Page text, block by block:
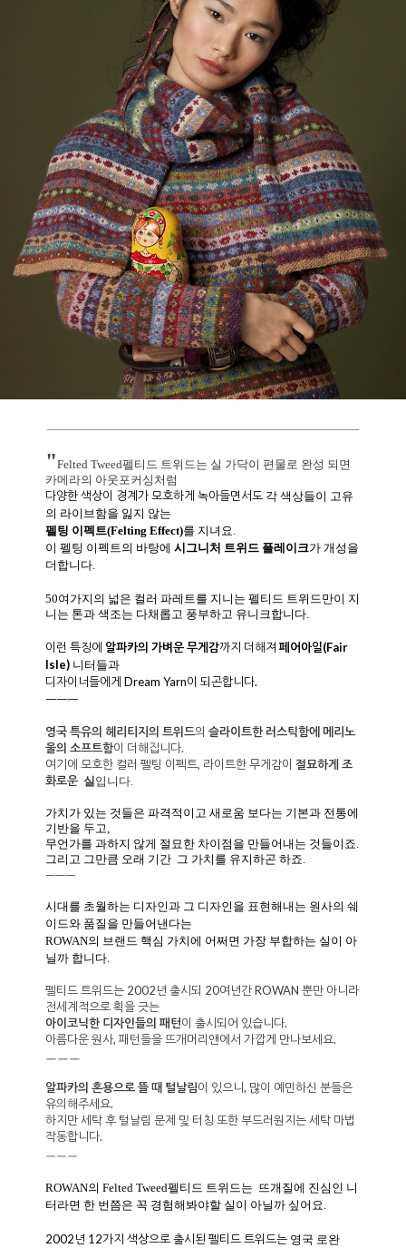
"Felted Tweed펠티드 트위드는 실 가닥이 편물로 완성 되면
카메라의 아웃포커싱처럼
다양한 색상이 경계가 모호하게 녹아들면서도 각 색상들이 고유
의 라이브함을 잃지 않는
펠팅 이펙트(Felting Effect)를 지녀요.
이 펠팅 이펙트의 바탕에 시그니처 트위드 플레이크가 개성을
더합니다.
50여가지의 넓은 컬러 파레트를 지니는 펠티드 트위드만이 지
니는 톤과 색조는 다채롭고 풍부하고 유니크합니다.
이런 특징에 알파카의 가벼운 무게감까지 더해져페어아일(Fair
Isle) 니터들과
디자이너들에게 Dream Yarn이 되곤합니다.
ㅡㅡㅡ
영국 특유의 헤리티지의 트위드의 슬라이트한 러스틱함에 메리노
울의 소프트함이 더해집니다.
여기에 모호한 컬러 펠팅 이펙트, 라이트한 무게감이 절묘하게 조
화로운 실입니다.
가치가 있는 것들은 파격적이고 새로움 보다는 기본과 전통에
기반을 두고,
무언가를 과하지 않게 절묘한 차이점을 만들어내는 것들이죠.
그리고 그만큼 오래 기간 그 가치를 유지하곤 하죠.
ㅡㅡㅡ
시대를 초월하는 디자인과 그 디자인을 표현해내는 원사의 쉐
이드와 품질을 만들어낸다는
ROWAN의 브랜드 핵심 가치에 어쩌면 가장 부합하는 실이 아
닐까 합니다.
펠티드 트위드는 2002년 출시되 20여년간 ROWAN 뿐만 아니라
전세계적으로 획을 긋는
아이코닉한 디자인들의 패턴이 출시되어 있습니다.
아름다운 원사, 패턴들을 뜨개머리앤에서 가깝게 만나보세요.
ㅡㅡㅡ
알파카의 혼용으로 뜰 때 털날림이 있으니, 많이 예민하신 분들은
유의해주세요.
하지만 세탁 후 털날림 문제 및 터칭 또한 부드러원지는 세탁 마법
작동합니다.
ㅡㅡㅡ
ROWAN의 Felted Tweed펠티드 트위드는 뜨개질에 진심인 니
터라면 한 번쯤은 꼭 경험해봐야할 실이 아닐까 싶어요.
2002년 12가지 색상으로 출시된 펠티드 트위드는 영국 로완